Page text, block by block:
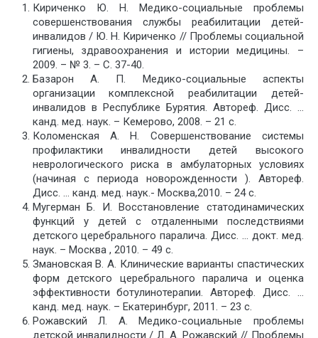
Кириченко Ю. Н. Медико-социальные проблемы
совершенствования службы реабилитации детей-
инвалидов / Ю. Н. Кириченко // Проблемы социальной
гигиены, здравоохранения и истории медицины. –
2009. – № 3. – С. 37-40.
Базарон А. П. Медико-социальные аспекты
организации комплексной реабилитации детей-
инвалидов в Республике Бурятия. Автореф. Дисс. …
канд. мед. наук. – Кемерово, 2008. – 21 с.
Коломенская А. Н. Совершенствование системы
профилактики инвалидности детей высокого
неврологического риска в амбулаторных условиях
(начиная с периода новорожденности ). Автореф.
Дисс. … канд. мед. наук.- Москва,2010. – 24 с.
Мугерман Б. И. Восстановление статодинамических
функций у детей с отдаленными последствиями
детского церебрального паралича. Дисс. … докт. мед.
наук. – Москва , 2010. – 49 с.
Змановская В. А. Клинические варианты спастических
форм детского церебрального паралича и оценка
эффективности ботулинотерапии. Автореф. Дисс. …
канд. мед. наук. – Екатеринбург, 2011. – 23 с.
Рожавский Л. А. Медико-социальные проблемы
детской инвалидности / Л. А. Рожавский // Проблемы